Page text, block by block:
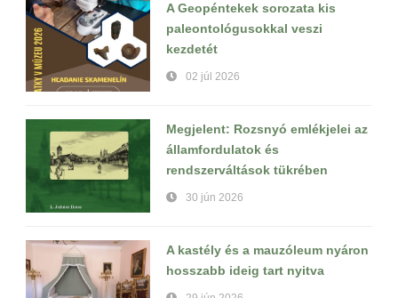
A Geopéntekek sorozata kis
paleontológusokkal veszi
kezdetét
02 júl 2026
Megjelent: Rozsnyó emlékjelei az
államfordulatok és
rendszerváltások tükrében
30 jún 2026
A kastély és a mauzóleum nyáron
hosszabb ideig tart nyitva